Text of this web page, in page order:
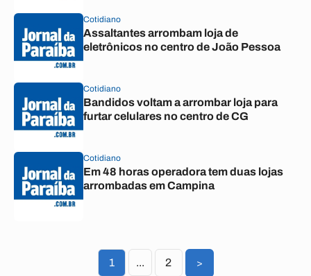
Cotidiano
Assaltantes arrombam loja de
eletrônicos no centro de João Pessoa
Cotidiano
Bandidos voltam a arrombar loja para
furtar celulares no centro de CG
Cotidiano
Em 48 horas operadora tem duas lojas
arrombadas em Campina
1 ... 2 >